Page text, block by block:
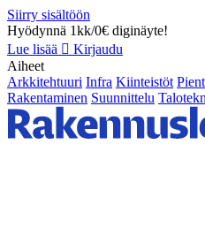
Siirry sisältöön
Hyödynnä 1kk/0€ diginäyte!
Lue lisää
Kirjaudu
Aiheet
Arkkitehtuuri Infra Kiinteistöt
Rakentaminen Suunnittelu